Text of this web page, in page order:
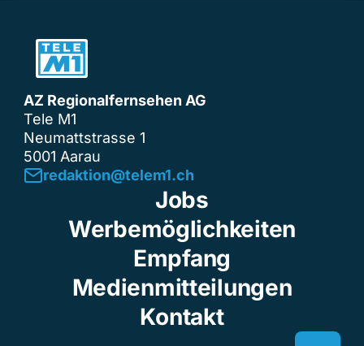
AZ Regionalfernsehen AG
Tele M1
Neumattstrasse 1
5001 Aarau
redaktion@telem1.ch
Jobs
Werbemöglichkeiten
Empfang
Medienmitteilungen
Kontakt